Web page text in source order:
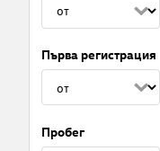
Първа регистрация
Пробег